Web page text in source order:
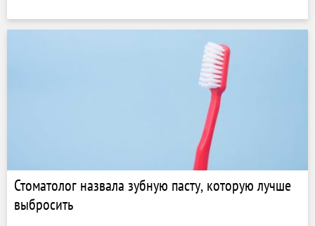
Стоматолог назвала зубную пасту, которую лучше
выбросить